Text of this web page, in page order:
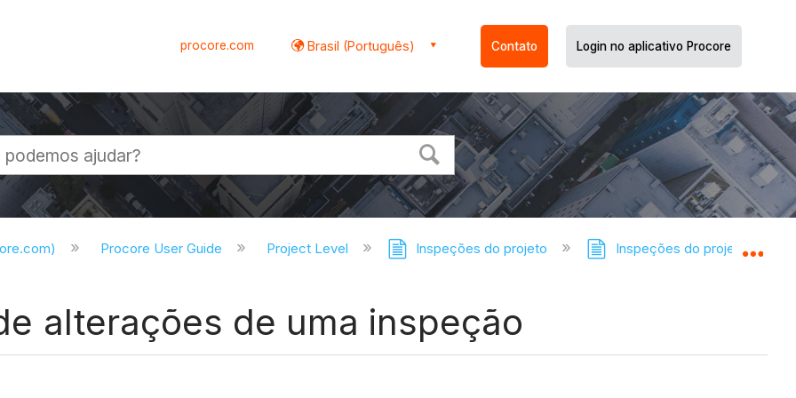
procore.com Brasil (Português) Contato Login no aplicativo Procore
Procore User Guide Project Level Inspeções do projeto Inspeções do projeto:
alterações de uma inspeção